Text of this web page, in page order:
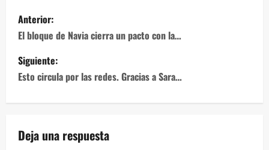
Navegación
de
entradas
Anterior:
El bloque de Navia cierra un pacto con la…
Siguiente:
Esto circula por las redes. Gracias a Sara…
Deja una respuesta